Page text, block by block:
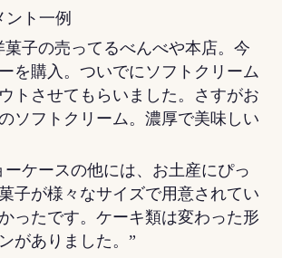
ント一例
菓子の売ってるべんべや本店。今
を購入。ついでにソフトクリーム
トさせてもらいました。さすがお
ソフトクリーム。濃厚で美味しい
ーケースの他には、お土産にぴっ
子が様々なサイズで用意されてい
ったです。ケーキ類は変わった形
がありました。”